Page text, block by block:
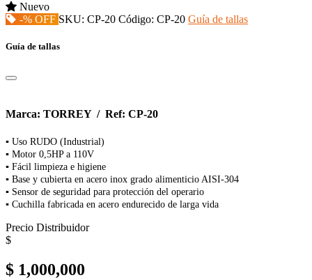
Nuevo
-% OFF SKU: CP-20 Código: CP-20 Guía de tallas
Guía de tallas
Marca: TORREY / Ref: CP-20
▪ Uso RUDO (Industrial)
▪ Motor 0,5HP a 110V
▪ Fácil limpieza e higiene
▪ Base y cubierta en acero inox grado alimenticio AISI-304
▪ Sensor de seguridad para protección del operario
▪ Cuchilla fabricada en acero endurecido de larga vida
Precio Distribuidor
$
$ 1,000,000